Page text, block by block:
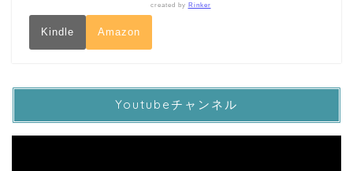
created by Rinker
Kindle Amazon
Youtubeチャンネル